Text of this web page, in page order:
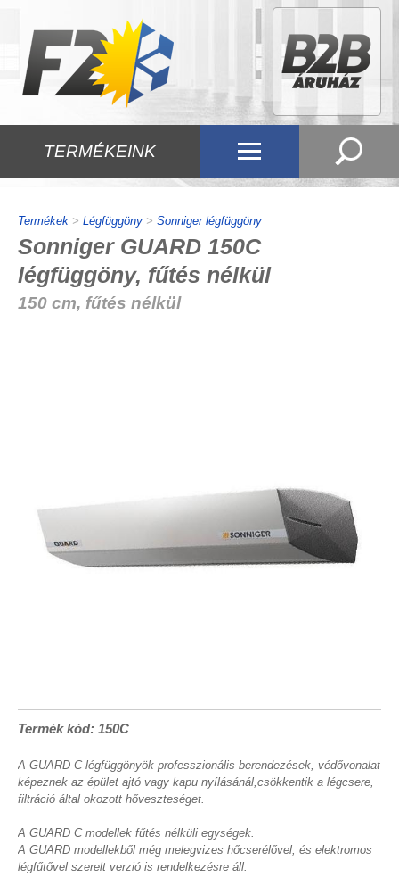
TERMÉKEINK
Termékek > Légfüggöny > Sonniger légfüggöny
Sonniger GUARD 150C
légfüggöny, fűtés nélkül
150 cm, fűtés nélkül
Termék kód: 150C
A GUARD C légfüggönyök professzionális berendezések, védővonalat
képeznek az épület ajtó vagy kapu nyílásánál,csökkentik a légcsere,
filtráció által okozott hőveszteséget.
A GUARD C modellek fűtés nélküli egységek.
A GUARD modellekből még melegvizes hőcserélővel, és elektromos
légfűtővel szerelt verzió is rendelkezésre áll.